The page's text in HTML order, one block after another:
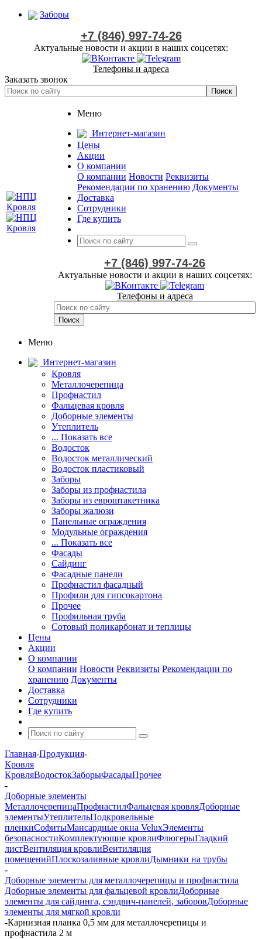
Заборы
+7 (846) 997-74-26
Актуальные новости и акции в наших соцсетях:
Телефоны и адреса
Заказать звонок
Меню
Интернет-магазин
Цены
Акции
О компании
О компании Новости Реквизиты
Рекомендации по хранению Документы
Доставка
Сотрудники
Где купить
+7 (846) 997-74-26
Актуальные новости и акции в наших соцсетях:
Телефоны и адреса
Меню
Интернет-магазин
Кровля
Металлочерепица
Профнастил
Фальцевая кровля
Доборные элементы
Утеплитель
... Показать все
Водосток
Водосток металлический
Водосток пластиковый
Заборы
Заборы из профнастила
Заборы из евроштакетника
Заборы жалюзи
Панельные ограждения
Модульные ограждения
... Показать все
Фасады
Сайдинг
Фасадные панели
Профнастил фасадный
Профили для гипсокартона
Прочее
Профильная труба
Сотовый поликарбонат и теплицы
Цены
Акции
О компании
О компании Новости Реквизиты Рекомендации по
хранению Документы
Доставка
Сотрудники
Где купить
Главная-Продукция-
Кровля
КровляВодостокЗаборыФасадыПрочее
-
Доборные элементы
МеталлочерепицаПрофнастилФальцевая кровляДоборные
элементыУтеплительПодкровельные
пленкиСофитыМансардные окна VeluxЭлементы
безопасностиКомплектующие кровлиФлюгерыГладкий
листВентиляция кровлиВентиляция
помещенийПлоскозаливные кровлиДымники на трубы
-
Доборные элементы для металлочерепицы и профнастила
Доборные элементы для фальцевой кровлиДоборные
элементы для сайдинга, сэндвич-панелей, заборовДоборные
элементы для мягкой кровли
-Карнизная планка 0,5 мм для металлочерепицы и
профнастила 2 м